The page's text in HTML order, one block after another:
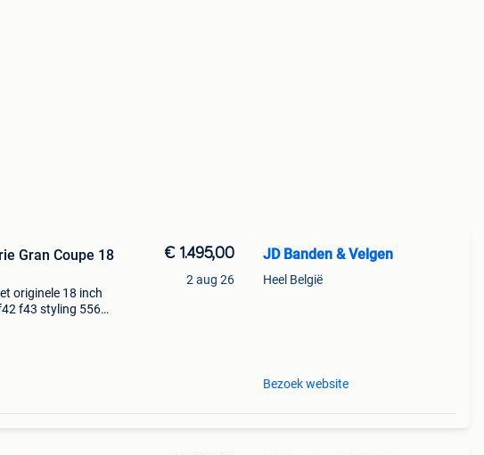
Gran Coupe 18
originele 18 inch
f43 styling 556m
€ 1.495,00
2 aug 26
JD Banden & Velgen
Heel België
Bezoek website